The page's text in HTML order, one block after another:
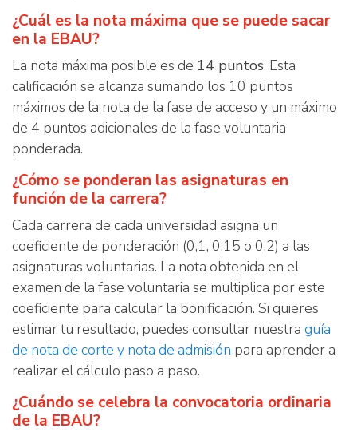
¿Cuál es la nota máxima que se puede sacar
en la EBAU?
La nota máxima posible es de 14 puntos. Esta
calificación se alcanza sumando los 10 puntos
máximos de la nota de la fase de acceso y un máximo
de 4 puntos adicionales de la fase voluntaria
ponderada.
¿Cómo se ponderan las asignaturas en
función de la carrera?
Cada carrera de cada universidad asigna un
coeficiente de ponderación (0,1, 0,15 o 0,2) a las
asignaturas voluntarias. La nota obtenida en el
examen de la fase voluntaria se multiplica por este
coeficiente para calcular la bonificación. Si quieres
estimar tu resultado, puedes consultar nuestra guía
de nota de corte y nota de admisión para aprender a
realizar el cálculo paso a paso.
¿Cuándo se celebra la convocatoria ordinaria
de la EBAU?